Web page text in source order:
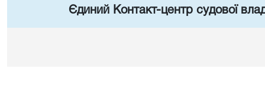
Єдиний Контакт-центр судової